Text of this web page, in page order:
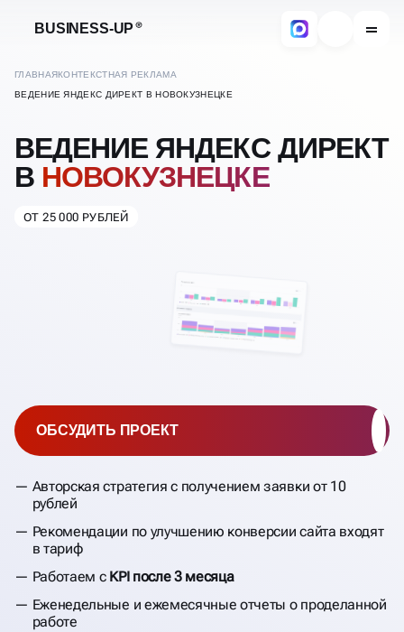
BUSINESS-UP
ГЛАВНАЯКОНТЕКСТНАЯ РЕКЛАМА
ВЕДЕНИЕ ЯНДЕКС ДИРЕКТ В НОВОКУЗНЕЦКЕ
ВЕДЕНИЕ ЯНДЕКС ДИРЕКТ
В НОВОКУЗНЕЦКЕ
ОТ 25 000 РУБЛЕЙ
Авторская стратегия с получением заявки от 10
рублей
Рекомендации по улучшению конверсии сайта входят
в тариф
Работаем с KPI после 3 месяца
Еженедельные и ежемесячные отчеты о проделанной
работе
ОБСУДИТЬ ПРОЕКТ